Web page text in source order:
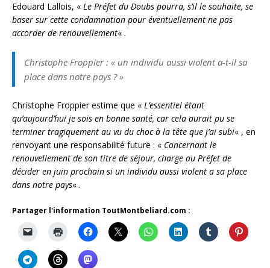
Edouard Lallois, « Le Préfet du Doubs pourra, s’il le souhaite, se
baser sur cette condamnation pour éventuellement ne pas
accorder de renouvellement« .
Christophe Froppier : « un individu aussi violent a-t-il sa
place dans notre pays ? »
Christophe Froppier estime que « L’essentiel étant
qu’aujourd’hui je sois en bonne santé, car cela aurait pu se
terminer tragiquement au vu du choc à la tête que j’ai subi« , en
renvoyant une responsabilité future : « Concernant le
renouvellement de son titre de séjour, charge au Préfet de
décider en juin prochain si un individu aussi violent a sa place
dans notre pays« .
Partager l'information ToutMontbeliard.com :